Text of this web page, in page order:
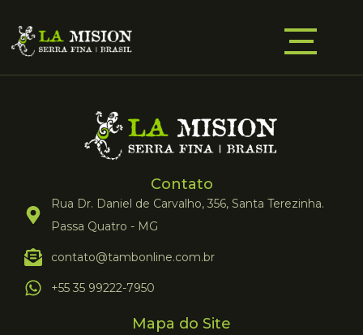
Contato
Rua Dr. Daniel de Carvalho, 356, Santa Terezinha.
Passa Quatro - MG
contato@tambonline.com.br
+55 35 99222-7950
Mapa do Site